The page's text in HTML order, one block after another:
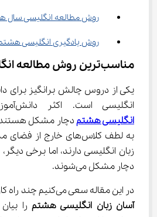
روش مطالعه انگلیسی سال
روش یادگیری انگلیسی
مناسب‌ترین روش مطالعه انگلیسی هشتم
انگلیسی است. اکثر دانش‌آموزان در انتخاب
انگلیسی هشتم
به لطف کلاس‌های خارج از
زبان انگلیسی دارند، اما برخی
دچار مشکل می‌شوند.
در این مقاله سعی می‌کنیم چند راه کار مناسب برای
آسان زبان انگلیسی هشتم